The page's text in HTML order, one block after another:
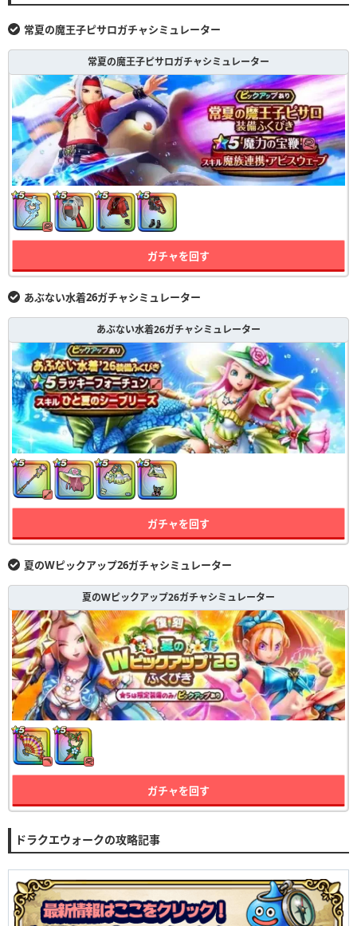
常夏の魔王子ピサロガチャシミュレーター
常夏の魔王子ピサロガチャシミュレーター
ガチャを回す
あぶない水着26ガチャシミュレーター
あぶない水着26ガチャシミュレーター
ガチャを回す
夏のWピックアップ26ガチャシミュレーター
夏のWピックアップ26ガチャシミュレーター
ガチャを回す
ドラクエウォークの攻略記事